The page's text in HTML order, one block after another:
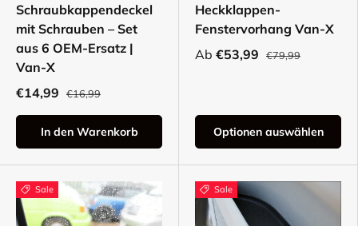
Schraubkappendeckel
mit Schrauben – Set
aus 6 OEM-Ersatz |
Van-X
€14,99
€16,99
In den Warenkorb
Heckklappen-
Fenstervorhang Van-X
Ab €53,99 €79,99
Optionen auswählen
Sale Sale